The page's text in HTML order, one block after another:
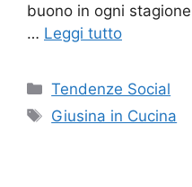
buono in ogni
… Leggi tutto
Categorie
Tendenze Social
Tag
Giusina in Cucina